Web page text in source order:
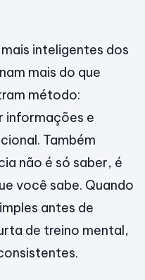
inteligentes dos
mais do que
método:
informações e
Também
não é só saber, é
você sabe. Quando
antes de
de treino mental,